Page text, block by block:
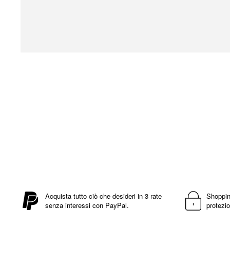
Acquista tutto ciò che desideri in 3 rate
senza interessi con PayPal.